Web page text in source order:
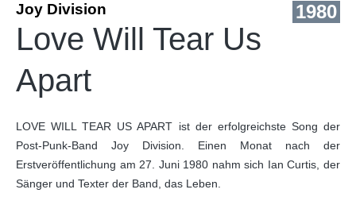
1980
Joy Division
Love Will Tear Us
Apart
LOVE WILL TEAR US APART ist der erfolgreichste Song der
Post-Punk-Band Joy Division. Einen Monat nach der
Erstveröffentlichung am 27. Juni 1980 nahm sich Ian Curtis, der
Sänger und Texter der Band, das Leben.